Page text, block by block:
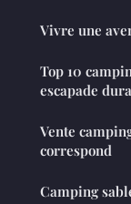
Vivre une
Top 10
escapade
Vente
correspond
Camping